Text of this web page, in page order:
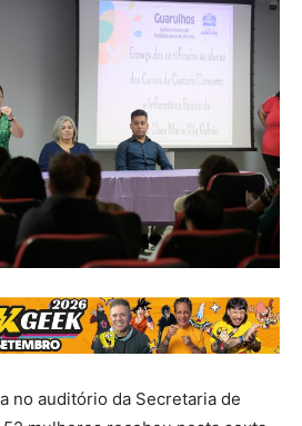
no auditório da Secretaria de